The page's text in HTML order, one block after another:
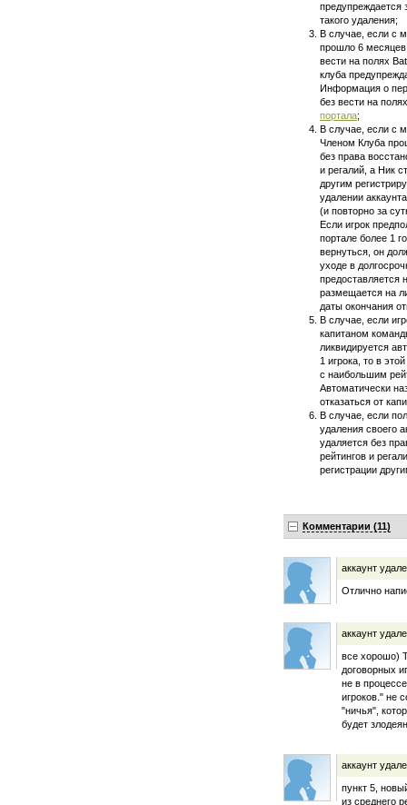
предупреждается
такого удаления;
В случае, если с
прошло 6 месяцев
вести на полях
клуба
Информация о
без вести на
портала;
В случае, если с
Членом Клуба
без права
и регалий, а Ник
другим
удалении
(и повторно за
Если игрок
портале более 1
вернуться, он
уходе в
предоставляется
размещается на
даты окончания
В случае, если
капитаном
ликвидируется
1 игрока, то в
с наибольшим
Автоматически
отказаться от
В случае, если
удаления своего
удаляется без
рейтингов и
регистрации
Комментарии (11)
аккаунт
Отлично
аккаунт
все хорошо)
договорных
не в
игроков." не
"ничья",
будет
аккаунт
пункт 5,
из среднего